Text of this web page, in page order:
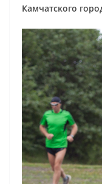
Камчатского